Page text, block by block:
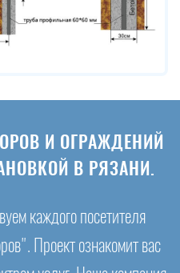
И ОГРАЖДЕНИЙ
В РЯЗАНИ.
каждого посетителя
Проект ознакомит вас